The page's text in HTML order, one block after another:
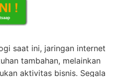
saat ini, jaringan internet
tambahan, melainkan
aktivitas bisnis. Segala